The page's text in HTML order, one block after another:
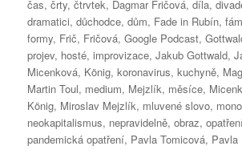
čas,črty,čtrvtek, Dagmar Fričová,díla,
dramatici,důchodce,dům, Fade in Rubín,
formy, Frič, Fričová,Google Podcast,
projev, hosté,improvizace,Jakub Gottwald,
Micenková, König,koronavirus,kuchyně,
Martin Toul, medium, Mejzlík, měsíce,
König, Miroslav Mejzlík, mluvené slovo,
neokapitalismus, nepravidelně,obraz,
pandemická opatření, Pavla Tomicová, Pavla